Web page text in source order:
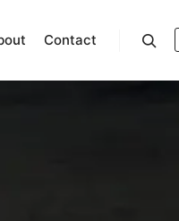
Contact